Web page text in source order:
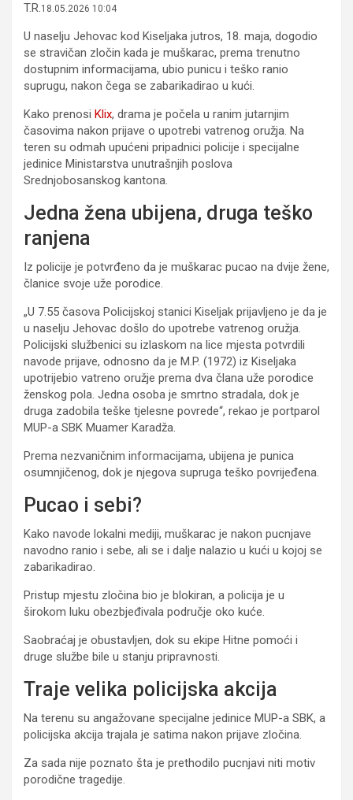
T.R.18.05.2026 10:04
U naselju Jehovac kod Kiseljaka jutros, 18. maja, dogodio
se stravičan zločin kada je muškarac, prema trenutno
dostupnim informacijama, ubio punicu i teško ranio
suprugu, nakon čega se zabarikadirao u kući.
Kako prenosi Klix, drama je počela u ranim jutarnjim
časovima nakon prijave o upotrebi vatrenog oružja. Na
teren su odmah upućeni pripadnici policije i specijalne
jedinice Ministarstva unutrašnjih poslova
Srednjobosanskog kantona.
Jedna žena ubijena, druga teško
ranjena
Iz policije je potvrđeno da je muškarac pucao na dvije žene,
članice svoje uže porodice.
„U 7.55 časova Policijskoj stanici Kiseljak prijavljeno je da je
u naselju Jehovac došlo do upotrebe vatrenog oružja.
Policijski službenici su izlaskom na lice mjesta potvrdili
navode prijave, odnosno da je M.P. (1972) iz Kiseljaka
upotrijebio vatreno oružje prema dva člana uže porodice
ženskog pola. Jedna osoba je smrtno stradala, dok je
druga zadobila teške tjelesne povrede“, rekao je portparol
MUP-a SBK Muamer Karadža.
Prema nezvaničnim informacijama, ubijena je punica
osumnjičenog, dok je njegova supruga teško povrijeđena.
Pucao i sebi?
Kako navode lokalni mediji, muškarac je nakon pucnjave
navodno ranio i sebe, ali se i dalje nalazio u kući u kojoj se
zabarikadirao.
Pristup mjestu zločina bio je blokiran, a policija je u
širokom luku obezbjeđivala područje oko kuće.
Saobraćaj je obustavljen, dok su ekipe Hitne pomoći i
druge službe bile u stanju pripravnosti.
Traje velika policijska akcija
Na terenu su angažovane specijalne jedinice MUP-a SBK, a
policijska akcija trajala je satima nakon prijave zločina.
Za sada nije poznato šta je prethodilo pucnjavi niti motiv
porodične tragedije.